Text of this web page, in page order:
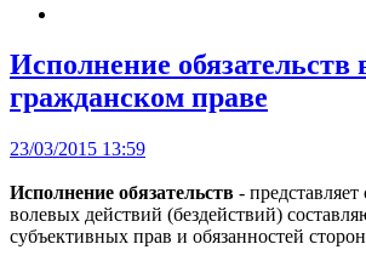
Исполнение обязательств
гражданском праве
23/03/2015 13:59
Исполнение обязательств -
волевых действий (бездействий)
субъективных прав и обязанностей